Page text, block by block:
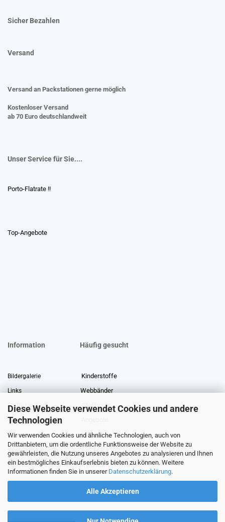
Diese Webseite verwendet Cookies und andere
Technologien
Wir verwenden Cookies und ähnliche Technologien, auch von
Drittanbietern, um die ordentliche Funktionsweise der Website zu
gewährleisten, die Nutzung unseres Angebotes zu analysieren und Ihnen
ein bestmögliches Einkaufserlebnis bieten zu können. Weitere
Informationen finden Sie in unserer Datenschutzerklärung.
Alle Akzeptieren
Sicher Bezahlen
Versand
Versand an Packstationen gerne möglich
Kostenloser Versand
ab 70 Euro deutschlandweit
Unser Service für Sie....
Porto-Flatrate !!
Top-Angebote
Information Häufig gesucht
Bildergalerie Kinderstoffe
Links Webbänder
Stoffe Lexikon Stoffreste
Über uns
Gewerberabatt Meterware
Stoffe auf Rechnung
Information zur Echtheit von Kundenbewertungen